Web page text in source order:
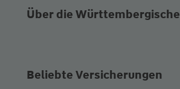
Über die Württembergische
Beliebte Versicherungen